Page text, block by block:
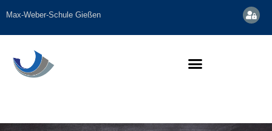
Max-Weber-Schule Gießen